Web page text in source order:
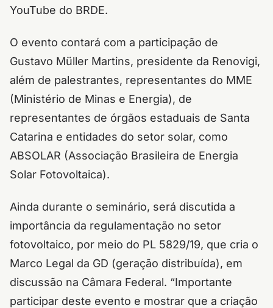
YouTube do BRDE.
O evento contará com a participação de
Gustavo Müller Martins, presidente da Renovigi,
além de palestrantes, representantes do MME
(Ministério de Minas e Energia), de
representantes de órgãos estaduais de Santa
Catarina e entidades do setor solar, como
ABSOLAR (Associação Brasileira de Energia
Solar Fotovoltaica).
Ainda durante o seminário, será discutida a
importância da regulamentação no setor
fotovoltaico, por meio do PL 5829/19, que cria o
Marco Legal da GD (geração distribuída), em
discussão na Câmara Federal. “Importante
participar deste evento e mostrar que a criação